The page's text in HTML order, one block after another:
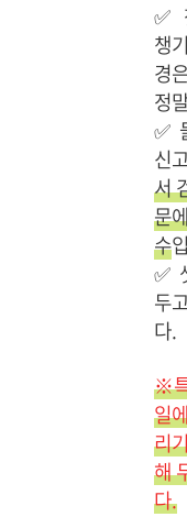
✅
챙
경
정
✅
신
서
문
수
✅
두
다.
※
일
리
해
다.